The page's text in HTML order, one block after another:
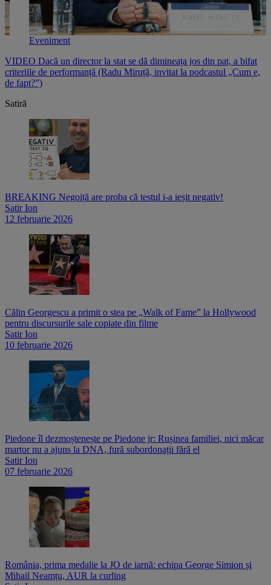
Eveniment
VIDEO Dacă un director la stat se dă dimineața jos din pat, a bifat
criteriile de performanță (Radu Miruță, invitat la podcastul „Cum e,
de fapt?”)
Satiră
BREAKING Negoiță are proba că testul i-a ieșit negativ!
Satir Ion
12 februarie 2026
Călin Georgescu a primit o stea pe „Walk of Fame” la Hollywood
pentru discursurile sale copiate din filme
Satir Ion
10 februarie 2026
Piedone îl dezmoștenește pe Piedone jr: Rușinea familiei, nici măcar
martor nu a ajuns la DNA, fură subordonații fără el
Satir Ion
07 februarie 2026
România, prima medalie la JO de iarnă: echipa George Simion și
Mihail Neamțu, AUR la curling